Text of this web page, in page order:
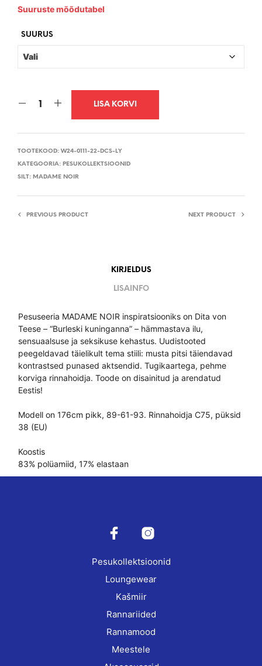
oli:
Suuruste mõõdutabel
SUURUS
LISA KORVI
TOOTEKOOD: W24-0111-22-DCS-LY
KATEGOORIA: PESUKOLLEKTSIOONID
SILT: MADAME NOIR
PREVIOUS PRODUCT NEXT PRODUCT
KIRJELDUS
LISAINFO
Pesuseeria MADAME NOIR inspiratsiooniks on Dita von
Teese – “Burleski kuninganna” – hämmastava ilu,
sensuaalsuse ja seksikuse kehastus. Uudistooted
peegeldavad täielikult tema stiili: musta pitsi täiendavad
kontrastsed punased aktsendid. Tugikaartega, pehme
korviga rinnahoidja. Toode on disainitud ja arendatud
Eestis!
Modell on 176cm pikk, 89-61-93. Rinnahoidja C75, püksid
38 (EU)
Koostis
83% polüamiid, 17% elastaan
Pesukollektsioonid
Loungewear
Kašmiir
Rannariided
Rannamood
Meestele